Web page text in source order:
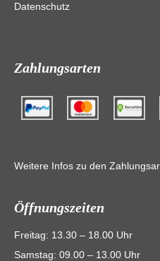
Datenschutz
Zahlungsarten
Weitere Infos zu den
Öffnungszeiten
Freitag: 13.30 – 18.00 Uhr
Samstag: 09.00 – 13.00 Uhr